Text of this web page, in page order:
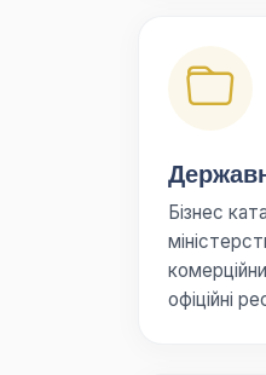
Бізнес
офіційні